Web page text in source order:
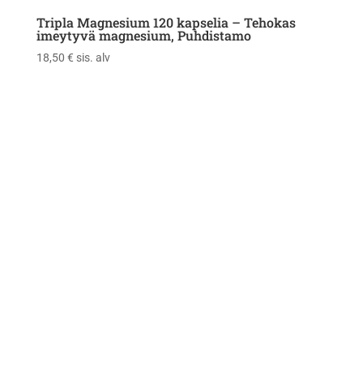
Tripla Magnesium 120 kapselia – Tehokas
imeytyvä magnesium, Puhdistamo
18,50 € sis. alv